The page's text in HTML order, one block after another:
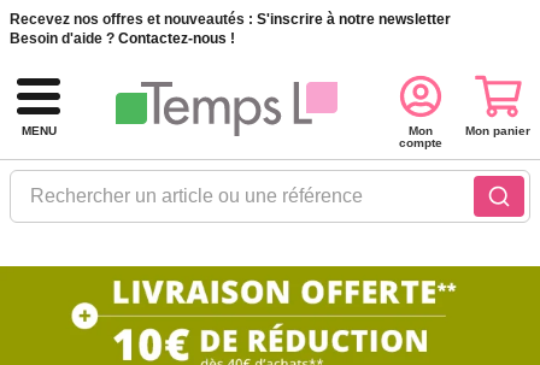
Recevez nos offres et nouveautés : S'inscrire à notre newsletter
Besoin d'aide ? Contactez-nous !
MENU
Rechercher un article ou une référence
Mon
compte
Mon panier
10€ de réduction dès 40€ d'achat. Offre
valable du 03/08/2026 au 12/08/2026.